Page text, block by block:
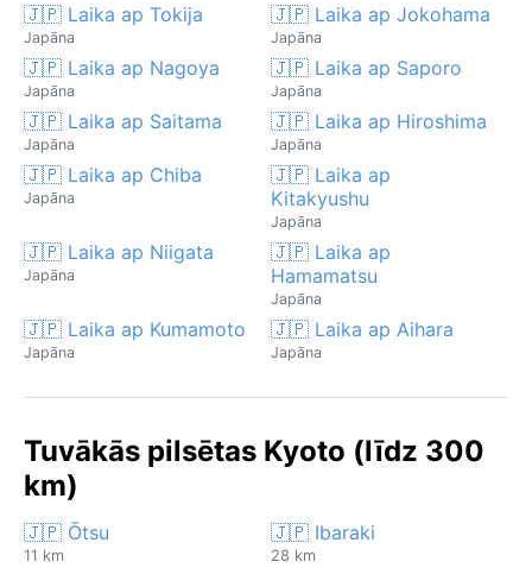
🇯🇵 Laika ap Tokija
Japāna
🇯🇵 Laika ap Jokohama
Japāna
🇯🇵 Laika ap Nagoya
Japāna
🇯🇵 Laika ap Saporo
Japāna
🇯🇵 Laika ap Saitama
Japāna
🇯🇵 Laika ap Hiroshima
Japāna
🇯🇵 Laika ap Chiba
Japāna
🇯🇵 Laika ap
Kitakyushu
Japāna
🇯🇵 Laika ap Niigata
Japāna
🇯🇵 Laika ap
Hamamatsu
Japāna
🇯🇵 Laika ap Kumamoto
Japāna
🇯🇵 Laika ap Aihara
Japāna
Tuvākās pilsētas Kyoto (līdz 300
km)
🇯🇵 Ōtsu
11 km
🇯🇵 Ibaraki
28 km